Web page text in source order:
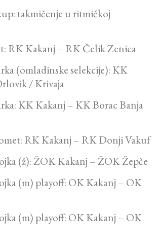
takmičenje u ritmičkoj
RK Kakanj – RK Čelik Zenica
(omladinske selekcije): KK
/ Krivaja
KK Kakanj – KK Borac Banja
RK Kakanj – RK Donji Vakuf
(ž): ŽOK Kakanj – ŽOK Žepče
(m) playoff: OK Kakanj – OK
(m) playoff: OK Kakanj – OK